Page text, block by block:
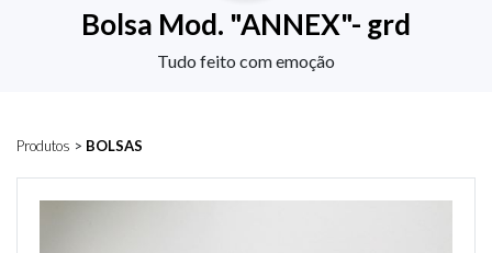
Bolsa Mod. "ANNEX"- grd
Tudo feito com emoção
Produtos > BOLSAS